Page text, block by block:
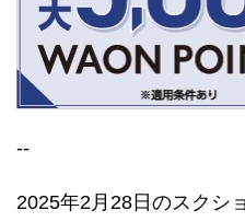
--
2025年2月28日のスクシ